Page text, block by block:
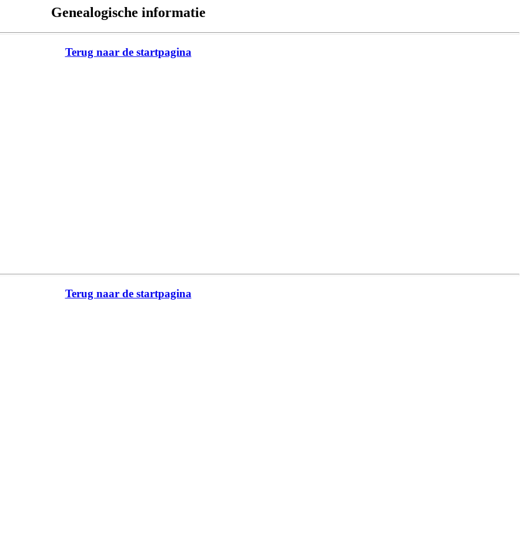
Genealogische informatie
Terug naar de startpagina
Terug naar de startpagina